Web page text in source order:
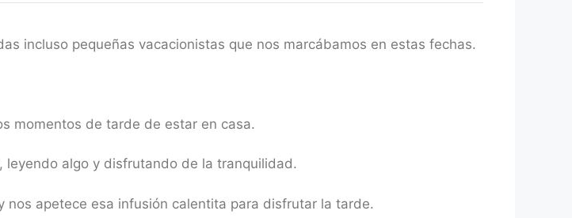
incluso pequeñas vacacionistas que nos marcábamos en estas fechas.
momentos de tarde de estar en casa.
leyendo algo y disfrutando de la tranquilidad.
nos apetece esa infusión calentita para disfrutar la tarde.